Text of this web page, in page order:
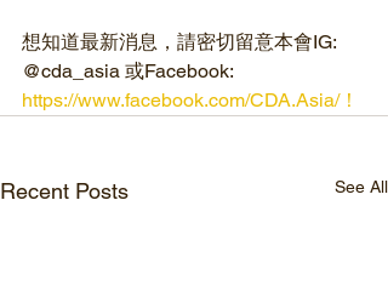
想知道最新消息，請密切留意本會IG:
@cda_asia 或Facebook:
https://www.facebook.com/CDA.Asia/！
Recent Posts See All